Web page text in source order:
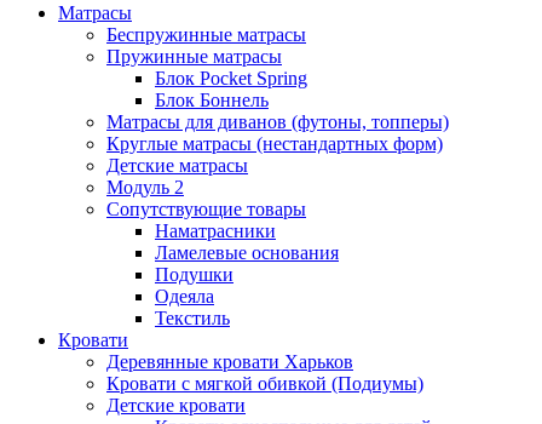
Матрасы
Беспружинные матрасы
Пружинные матрасы
Блок Pocket Spring
Блок Боннель
Матрасы для диванов (футоны, топперы)
Круглые матрасы (нестандартных форм)
Детские матрасы
Модуль 2
Сопутствующие товары
Наматрасники
Ламелевые основания
Подушки
Одеяла
Текстиль
Кровати
Деревянные кровати Харьков
Кровати с мягкой обивкой (Подиумы)
Детские кровати